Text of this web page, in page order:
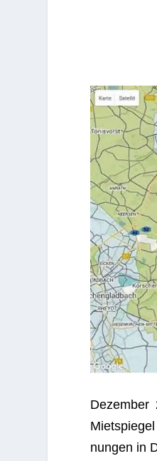
Dezem­ber
nun­gen in